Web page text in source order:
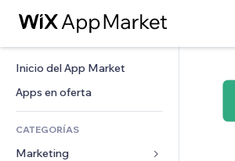
Inicio del App Market
Apps en oferta
CATEGORÍAS
Marketing